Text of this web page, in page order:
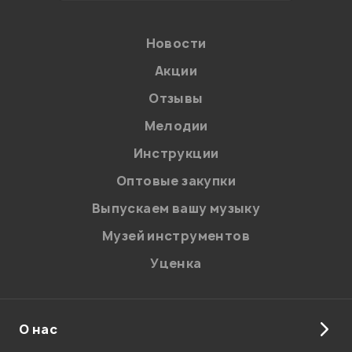
Новости
Акции
Отзывы
Мелодии
Инструкции
Оптовые закупки
Выпускаем вашу музыку
Музей инструментов
Уценка
О нас